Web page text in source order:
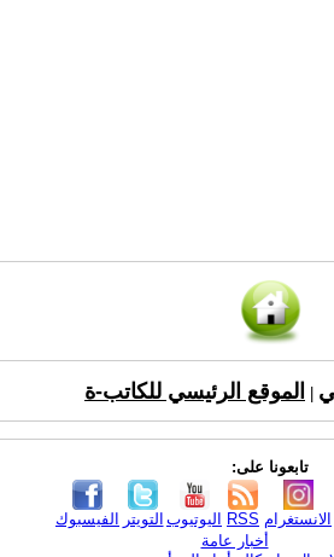
الموقع الرئيسي للكاتب-ة
تابعونا على:
الفيسبوك التويتر اليوتيوب RSS الانستغرام
أخبار عامة